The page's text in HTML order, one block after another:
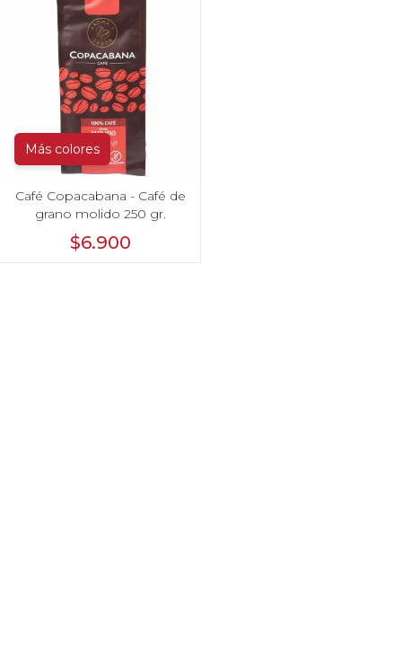
Más colores
Café Copacabana - Café de
grano molido 250 gr.
$6.900